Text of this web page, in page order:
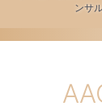
ンサ